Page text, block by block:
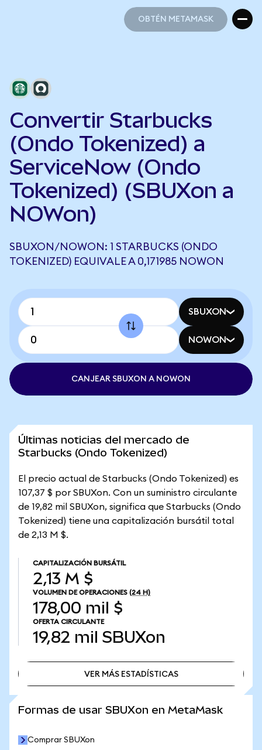
OBTÉN METAMASK
Convertir Starbucks
(Ondo Tokenized) a
ServiceNow (Ondo
Tokenized) (SBUXon a
NOWon)
SBUXON/NOWON: 1 STARBUCKS (ONDO
TOKENIZED) EQUIVALE A 0,171985 NOWON
SBUXON
NOWON
CANJEAR SBUXON A NOWON
Últimas noticias del mercado de
Starbucks (Ondo Tokenized)
El precio actual de Starbucks (Ondo Tokenized) es
107,37 $ por SBUXon. Con un suministro circulante
de 19,82 mil SBUXon, significa que Starbucks (Ondo
Tokenized) tiene una capitalización bursátil total
de 2,13 M $.
CAPITALIZACIÓN BURSÁTIL
2,13 M $
VOLUMEN DE OPERACIONES (24 H)
178,00 mil $
OFERTA CIRCULANTE
19,82 mil SBUXon
VER MÁS ESTADÍSTICAS
Formas de usar SBUXon en MetaMask
Comprar SBUXon